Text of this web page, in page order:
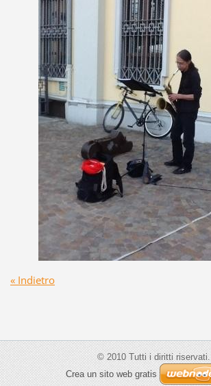
« Indietro
© 2010 Tutti i diritti riservati.
Crea un sito web gratis